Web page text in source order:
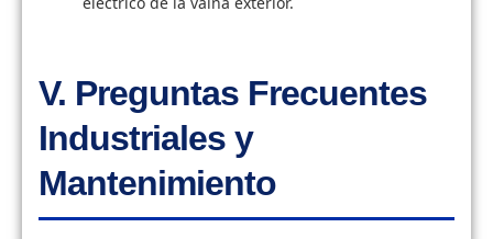
V. Preguntas Frecuentes
Industriales y
Mantenimiento